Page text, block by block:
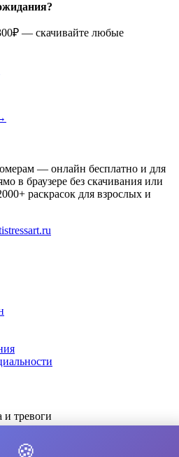
— скачивайте любые
— онлайн бесплатно и для
в браузере без скачивания или
раскрасок для взрослых и
и тревоги
досуга
🍪